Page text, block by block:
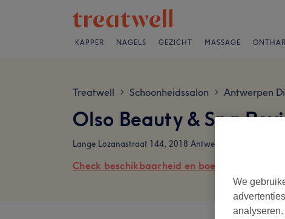
KAPPER NAGELS GEZICHT MASSAGE
Treatwell > Schoonheidssalon > Antwerpen
Olso Beauty & Spa
Lange Lozanastraat 144, 2018 Antwerpen
Check beschikbaarheid en boek online
We